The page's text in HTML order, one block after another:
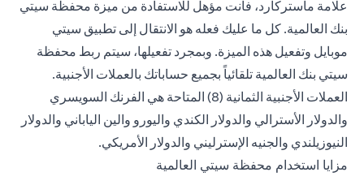
علامة ماستركارد، فأنت مؤهل للاستفادة من ميزة محفظة سيتي
بنك العالمية. كل ما عليك فعله هو الانتقال إلى تطبيق سيتي
موبايل وتفعيل هذه الميزة. وبمجرد تفعيلها، سيتم ربط محفظة
سيتي بنك العالمية تلقائياً بجميع حساباتك بالعملات الأجنبية.
العملات الأجنبية الثمانية (8) المتاحة هي الفرنك السويسري
والدولار الأسترالي والدولار الكندي واليورو والين الياباني والدولار
النيوزيلندي والجنيه الإسترليني والدولار الأمريكي.
مزايا استخدام محفظة سيتي العالمية